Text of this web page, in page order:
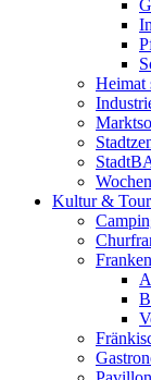
Heimat
Kultur &